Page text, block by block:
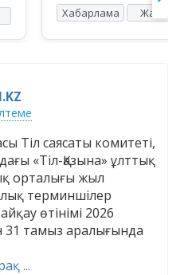
Хабарлама Жазылу
Тіл саясаты комитеті,
«Тіл-Қазына» ұлттық
орталығы жыл
терминшілер
өтінімі 2026
31 тамыз аралығында
...